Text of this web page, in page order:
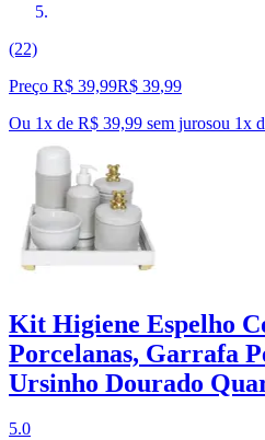
(22)
Preço R$ 39,99R$ 39,99
Ou 1x de R$ 39,99 sem jurosou 1x
Kit Higiene Espelho
Porcelanas, Garrafa
Ursinho Dourado
5.0